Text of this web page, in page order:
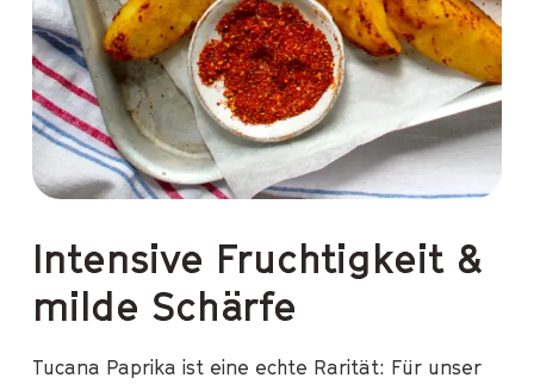
Intensive Fruchtigkeit &
milde Schärfe
Tucana Paprika ist eine echte Rarität: Für unser